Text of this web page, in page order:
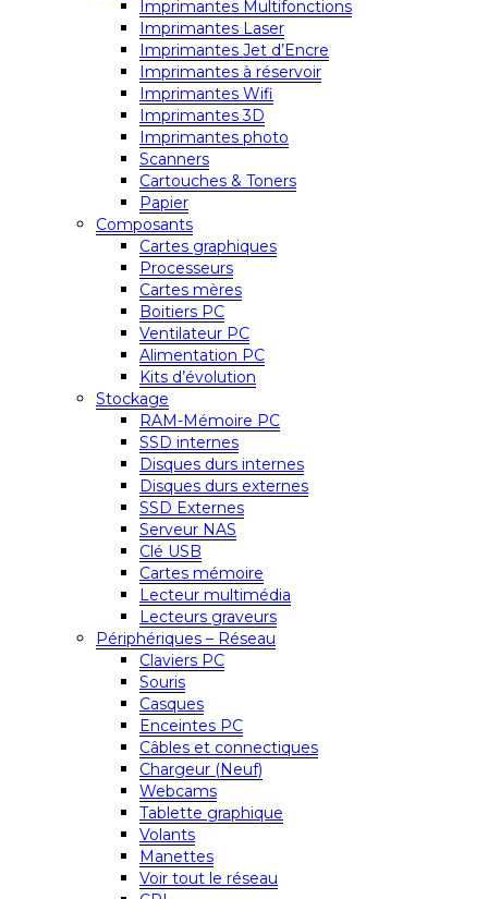
Imprimantes Multifonctions
Imprimantes Laser
Imprimantes Jet d’Encre
Imprimantes à réservoir
Imprimantes Wifi
Imprimantes 3D
Imprimantes photo
Scanners
Cartouches & Toners
Papier
Composants
Cartes graphiques
Processeurs
Cartes mères
Boitiers PC
Ventilateur PC
Alimentation PC
Kits d’évolution
Stockage
RAM-Mémoire PC
SSD internes
Disques durs internes
Disques durs externes
SSD Externes
Serveur NAS
Clé USB
Cartes mémoire
Lecteur multimédia
Lecteurs graveurs
Périphériques – Réseau
Claviers PC
Souris
Casques
Enceintes PC
Câbles et connectiques
Chargeur (Neuf)
Webcams
Tablette graphique
Volants
Manettes
Voir tout le réseau